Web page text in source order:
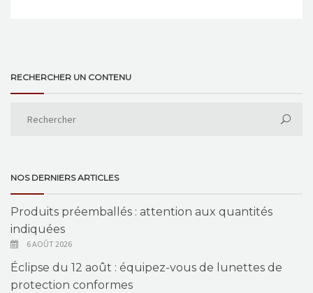
RECHERCHER UN CONTENU
NOS DERNIERS ARTICLES
Produits préemballés : attention aux quantités
indiquées
6 AOÛT 2026
Éclipse du 12 août : équipez-vous de lunettes de
protection conformes